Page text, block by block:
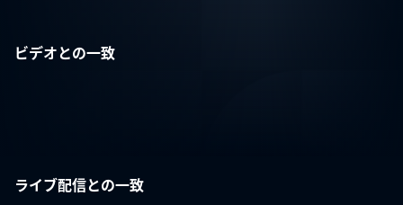
ビデオとの一致
ライブ配信との一致